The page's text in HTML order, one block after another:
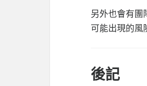
另外也會有團
可能出現的風
後記